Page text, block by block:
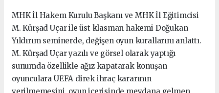
MHK İl Hakem Kurulu Başkanı ve MHK İl Eğitimcisi
M. Kürşad Uçar ile üst klasman hakemi Doğukan
Yıldırım seminerde, değişen oyun kurallarını anlattı.
M. Kürşad Uçar yazılı ve görsel olarak yaptığı
sunumda özellikle ağız kapatarak konuşan
oyunculara UEFA direk ihraç kararının